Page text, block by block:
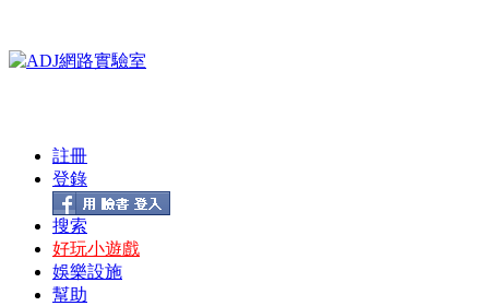
註冊
登錄
搜索
好玩小遊戲
娛樂設施
幫助